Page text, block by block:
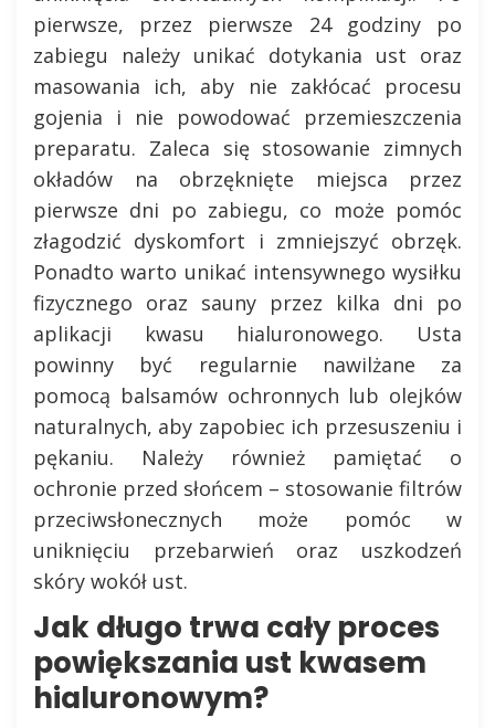
pierwsze, przez pierwsze 24 godziny po
zabiegu należy unikać dotykania ust oraz
masowania ich, aby nie zakłócać procesu
gojenia i nie powodować przemieszczenia
preparatu. Zaleca się stosowanie zimnych
okładów na obrzęknięte miejsca przez
pierwsze dni po zabiegu, co może pomóc
złagodzić dyskomfort i zmniejszyć obrzęk.
Ponadto warto unikać intensywnego wysiłku
fizycznego oraz sauny przez kilka dni po
aplikacji kwasu hialuronowego. Usta
powinny być regularnie nawilżane za
pomocą balsamów ochronnych lub olejków
naturalnych, aby zapobiec ich przesuszeniu i
pękaniu. Należy również pamiętać o
ochronie przed słońcem – stosowanie filtrów
przeciwsłonecznych może pomóc w
uniknięciu przebarwień oraz uszkodzeń
skóry wokół ust.
Jak długo trwa cały proces
powiększania ust kwasem
hialuronowym?